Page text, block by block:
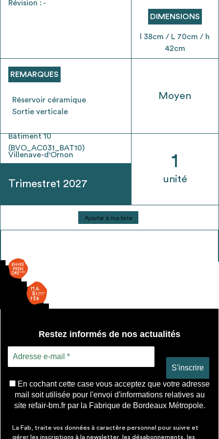
* Attention, l’ajout des matériaux à sa liste et son envoi ne
voirFAQ
Révision : -
REMARQUES
Réservoir céramique
Sortie verticale
Bâtiment 10
(BVO_AC031_BAT10)
Villenave-d'Ornon
Trimestre1 2027
DIMENSIONS
l 38cm / L 70cm / h
42cm
Moyen
1
unité
quantité
de
Ajouter à ma liste
Restez informés de nos actualités
En cochant cette case vous acceptez que votre adresse
mail soit utilisée pour l'envoi d'informations relatives au
site refair-bm.fr par la Fabrique de Bordeaux Métropole.
La Fab, traite vos données à caractère personnel pour suivre et
gérer les inscriptions à la newsletter, les désabonnements, les